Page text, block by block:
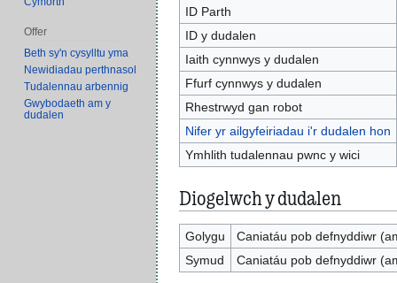
ID Parth
ID y dudalen
Iaith cynnwys y dudalen
Ffurf cynnwys y dudalen
Rhestrwyd gan robot
Nifer yr ailgyfeiriadau i'r dudalen hon
Ymhlith tudalennau pwnc y wici
Diogelwch y dudalen
Golygu
Caniatáu pob defnyddiwr
Symud
Caniatáu pob defnyddiwr
Offer
Beth sy'n cysylltu yma
Newidiadau perthnasol
Tudalennau arbennig
Gwybodaeth am y
dudalen